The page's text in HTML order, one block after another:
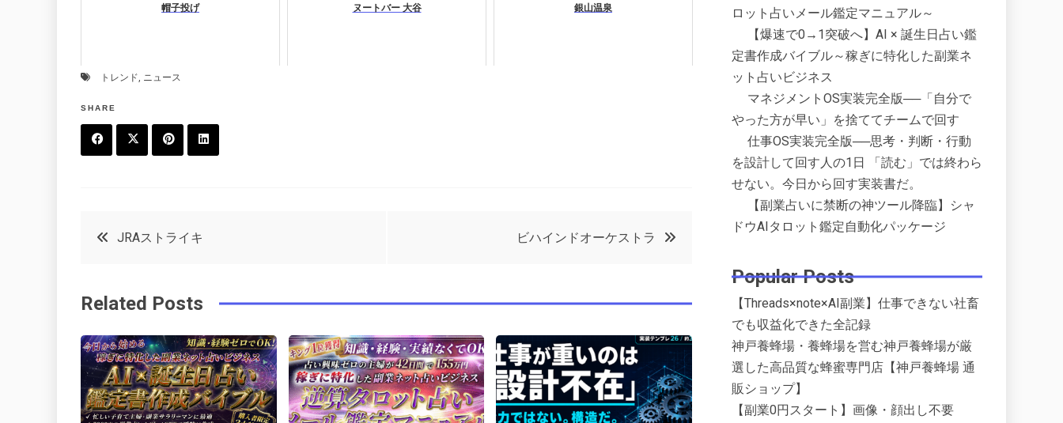
帽子投げ ヌートバー 大谷 銀山温泉
トレンド, ニュース
SHARE
o
k
t
r
e
e
t
in
投
ナ
ビ
ゲ
JRAストライキ ビハインドオーケストラ
Related Posts
ロット占いメール鑑定マニュアル～
【爆速で0→1突破へ】AI × 誕生日占い鑑
定書作成バイブル～稼ぎに特化した副業ネ
ット占いビジネス
マネジメントOS実装完全版──「自分で
やった方が早い」を捨ててチームで回す
仕事OS実装完全版──思考・判断・行動
を設計して回す人の1日 「読む」では終わら
せない。今日から回す実装書だ。
【副業占いに禁断の神ツール降臨】シャ
ドウAIタロット鑑定自動化パッケージ
Popular Posts
【Threads×note×AI副業】仕事できない社畜
でも収益化できた全記録
神戸養蜂場・養蜂場を営む神戸養蜂場が厳
選した高品質な蜂蜜専門店【神戸養蜂場 通
販ショップ】
【副業0円スタート】画像・顔出し不要